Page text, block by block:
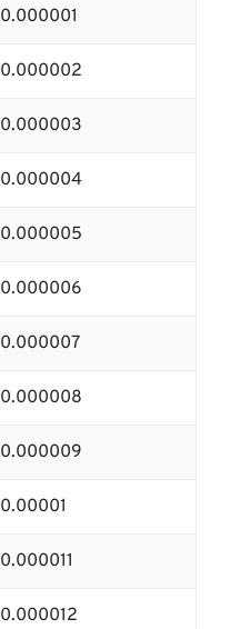
0.000001
0.000002
0.000003
0.000004
0.000005
0.000006
0.000007
0.000008
0.000009
0.00001
0.000011
0.000012